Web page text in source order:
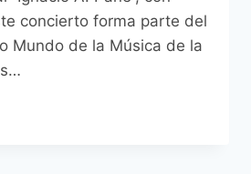
concierto forma parte del
Mundo de la Música de la